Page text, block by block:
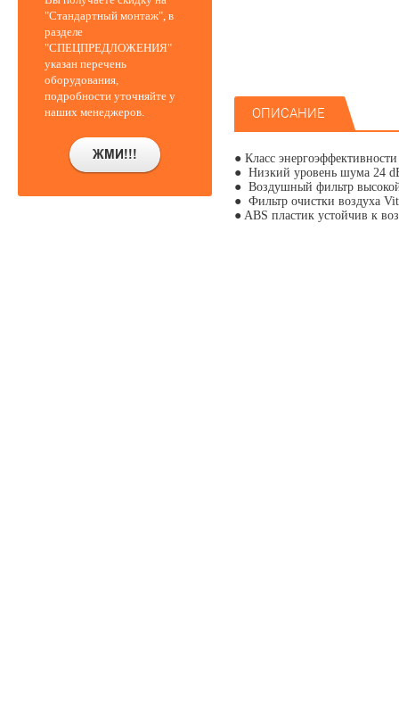
"Стандартный монтаж", в
разделе
"СПЕЦПРЕДЛОЖЕНИЯ"
указан перечень
оборудования,
подробности уточняйте у
наших менеджеров.
ОПИСАНИЕ
● Класс
● Низкий уровень шума 24
● Воздушный фильтр
● Фильтр очистки воздуха
● ABS пластик устойчив к